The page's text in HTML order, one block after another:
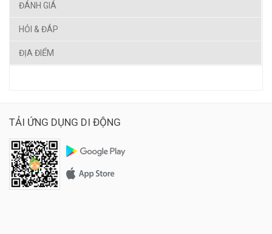
ĐÁNH GIÁ
HỎI & ĐÁP
ĐỊA ĐIỂM
TẢI ỨNG DỤNG DI ĐỘNG